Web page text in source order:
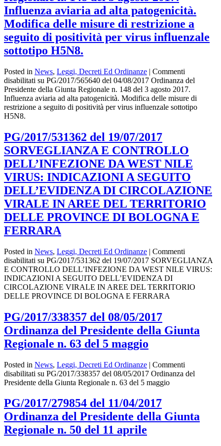
Influenza aviaria ad alta patogenicità.
Modifica delle misure di restrizione a
seguito di positività per virus influenzale
sottotipo H5N8.
Posted in News, Leggi, Decreti Ed Ordinanze | Commenti
disabilitati su PG/2017/565640 del 04/08/2017 Ordinanza del
Presidente della Giunta Regionale n. 148 del 3 agosto 2017.
Influenza aviaria ad alta patogenicità. Modifica delle misure di
restrizione a seguito di positività per virus influenzale sottotipo
H5N8.
PG/2017/531362 del 19/07/2017
SORVEGLIANZA E CONTROLLO
DELL’INFEZIONE DA WEST NILE
VIRUS: INDICAZIONI A SEGUITO
DELL’EVIDENZA DI CIRCOLAZIONE
VIRALE IN AREE DEL TERRITORIO
DELLE PROVINCE DI BOLOGNA E
FERRARA
Posted in News, Leggi, Decreti Ed Ordinanze | Commenti
disabilitati su PG/2017/531362 del 19/07/2017 SORVEGLIANZA
E CONTROLLO DELL’INFEZIONE DA WEST NILE VIRUS:
INDICAZIONI A SEGUITO DELL’EVIDENZA DI
CIRCOLAZIONE VIRALE IN AREE DEL TERRITORIO
DELLE PROVINCE DI BOLOGNA E FERRARA
PG/2017/338357 del 08/05/2017
Ordinanza del Presidente della Giunta
Regionale n. 63 del 5 maggio
Posted in News, Leggi, Decreti Ed Ordinanze | Commenti
disabilitati su PG/2017/338357 del 08/05/2017 Ordinanza del
Presidente della Giunta Regionale n. 63 del 5 maggio
PG/2017/279854 del 11/04/2017
Ordinanza del Presidente della Giunta
Regionale n. 50 del 11 aprile